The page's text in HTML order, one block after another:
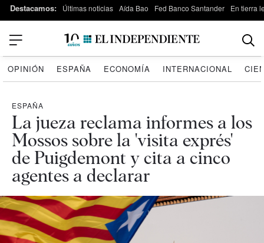
Destacamos: Últimas noticias Aída Bao Fed Banco Santander En tierra
OPINIÓN ESPAÑA ECONOMÍA INTERNACIONAL
ESPAÑA
La jueza reclama informes a los
Mossos sobre la 'visita exprés'
de Puigdemont y cita a cinco
agentes a declarar